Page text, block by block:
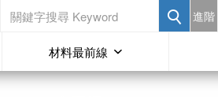
進階
材料最前線